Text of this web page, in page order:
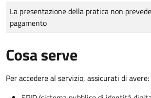
Tipo di pagamento
Importo
La presentazione della pratica non
pagamento
Cosa serve
Per accedere al servizio, assicurati di avere: